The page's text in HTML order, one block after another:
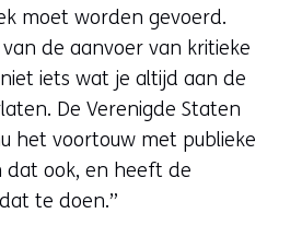
moet worden gevoerd.
de aanvoer van kritieke
iets wat je altijd aan de
De Verenigde Staten
het voortouw met publieke
dat ook, en heeft de
te doen.”